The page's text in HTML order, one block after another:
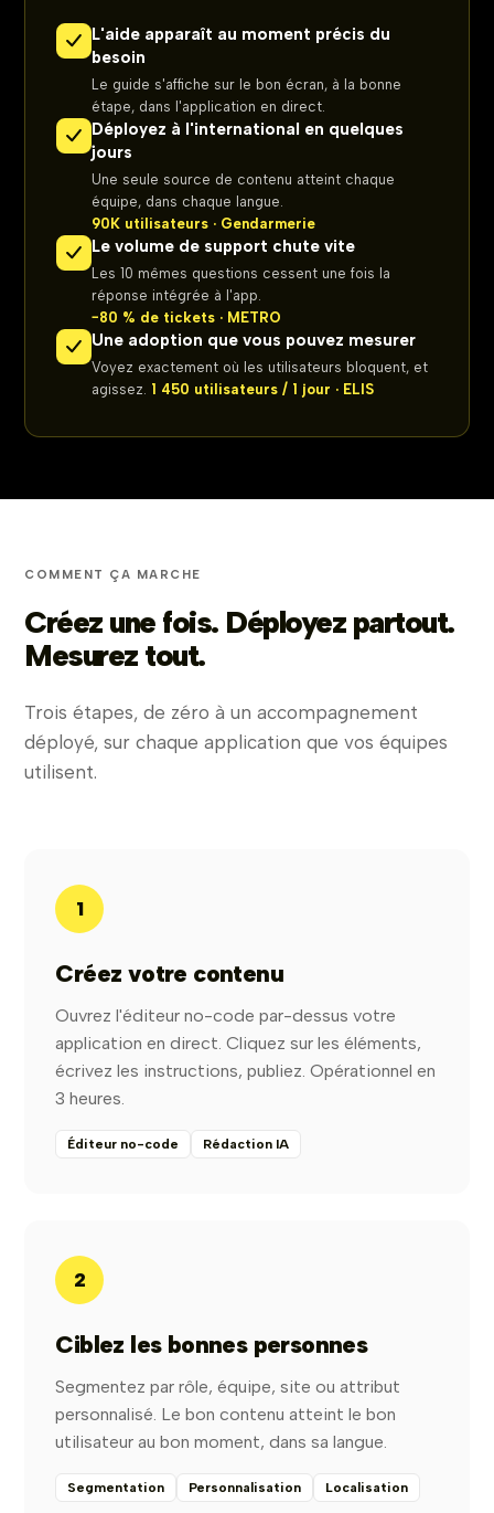
L'aide apparaît au moment précis du
besoin
Le guide s'affiche sur le bon écran, à la bonne
étape, dans l'application en direct.
Déployez à l'international en quelques
jours
Une seule source de contenu atteint chaque
équipe, dans chaque langue.
90K utilisateurs · Gendarmerie
Le volume de support chute vite
Les 10 mêmes questions cessent une fois la
réponse intégrée à l'app.
−80 % de tickets · METRO
Une adoption que vous pouvez mesurer
Voyez exactement où les utilisateurs bloquent, et
agissez. 1 450 utilisateurs / 1 jour · ELIS
COMMENT ÇA MARCHE
Créez une fois. Déployez partout.
Mesurez tout.
Trois étapes, de zéro à un accompagnement
déployé, sur chaque application que vos équipes
utilisent.
1
Créez votre contenu
Ouvrez l'éditeur no-code par-dessus votre
application en direct. Cliquez sur les éléments,
écrivez les instructions, publiez. Opérationnel en
3 heures.
Éditeur no-code Rédaction IA
2
Ciblez les bonnes personnes
Segmentez par rôle, équipe, site ou attribut
personnalisé. Le bon contenu atteint le bon
utilisateur au bon moment, dans sa langue.
Segmentation Personnalisation Localisation